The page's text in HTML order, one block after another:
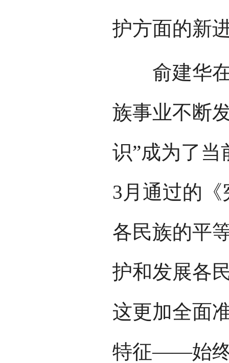
护方面的新
俞建华在
族事业不断
识”成为了当
3月通过的
各民族的平
护和发展各
这更加全面
特征——始终